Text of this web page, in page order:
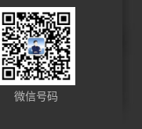
微信号码